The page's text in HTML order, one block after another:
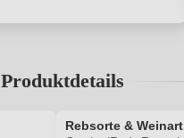
Produktdetails
Rebsorte & Weinart